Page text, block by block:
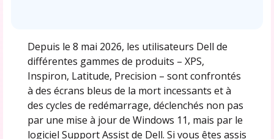
Depuis le 8 mai 2026, les utilisateurs Dell de
différentes gammes de produits – XPS,
Inspiron, Latitude, Precision – sont confrontés
à des écrans bleus de la mort incessants et à
des cycles de redémarrage, déclenchés non pas
par une mise à jour de Windows 11, mais par le
logiciel Support Assist de Dell. Si vous êtes assis